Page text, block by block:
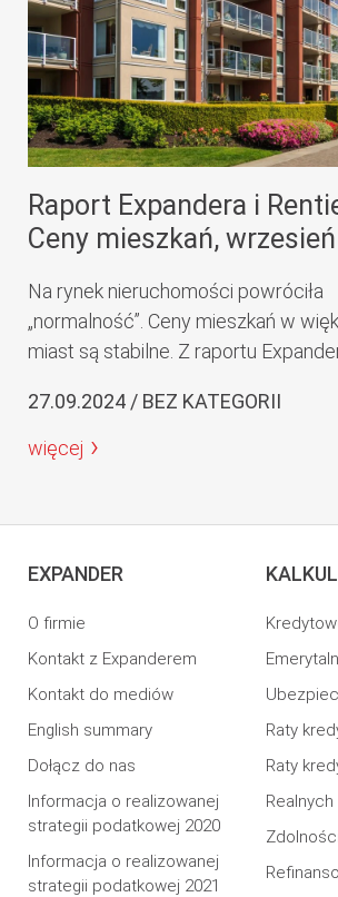
Raport Expandera i
Ceny mieszkań,
Na rynek nieruchomości powróciła
„normalność”. Ceny mieszkań w
miast są stabilne. Z raportu
27.09.2024 / BEZ KATEGORII
więcej
EXPANDER
O firmie
Kontakt z Expanderem
Kontakt do mediów
English summary
Dołącz do nas
Informacja o realizowanej
strategii podatkowej 2020
Informacja o realizowanej
strategii podatkowej 2021
Raty
Raty